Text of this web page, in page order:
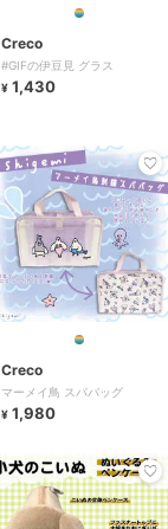
Creco
#GIFの伊豆見 グラス
¥ 1,430
Creco
マーメイ鳥 スパバッグ
¥ 1,980